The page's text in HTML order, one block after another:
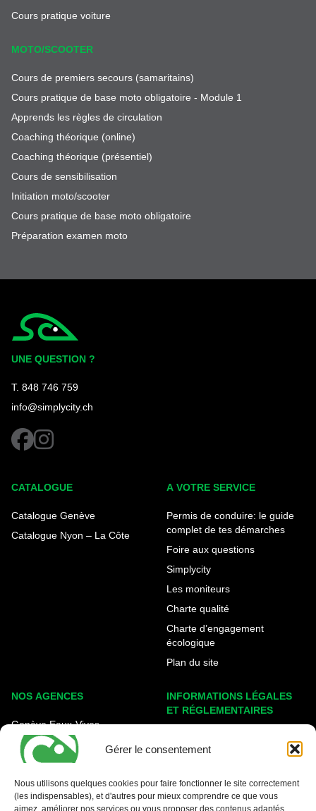
Gérer le consentement
Nous utilisons quelques cookies pour faire fonctionner le site correctement
(les indispensables), et d'autres pour mieux comprendre ce que vous
aimez, améliorer nos services ou vous proposer des contenus adaptés.
Cours pratique voiture
MOTO/SCOOTER
Cours de premiers secours (samaritains)
Cours pratique de base moto obligatoire - Module 1
Apprends les règles de circulation
Coaching théorique (online)
Coaching théorique (présentiel)
Cours de sensibilisation
Initiation moto/scooter
Cours pratique de base moto obligatoire
Préparation examen moto
UNE QUESTION ?
T. 848 746 759
info@simplycity.ch
facebookinstagram
CATALOGUE
Catalogue Genève
Catalogue Nyon – La Côte
A VOTRE SERVICE
Permis de conduire: le guide
complet de tes démarches
Foire aux questions
Simplycity
Les moniteurs
Charte qualité
Charte d’engagement
écologique
Plan du site
NOS AGENCES
Genève Eaux-Vives
Carouge - Rondeau
Nyon - La Côte
INFORMATIONS LÉGALES
ET RÉGLEMENTAIRES
Protection des données
Conditions générales